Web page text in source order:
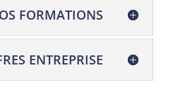
FORMATIONS
ENTREPRISE